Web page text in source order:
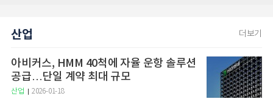
산업 더보기
아비커스, HMM 40척에 자율 운항 솔루션
공급…단일 계약 최대 규모
산업 2026-01-18